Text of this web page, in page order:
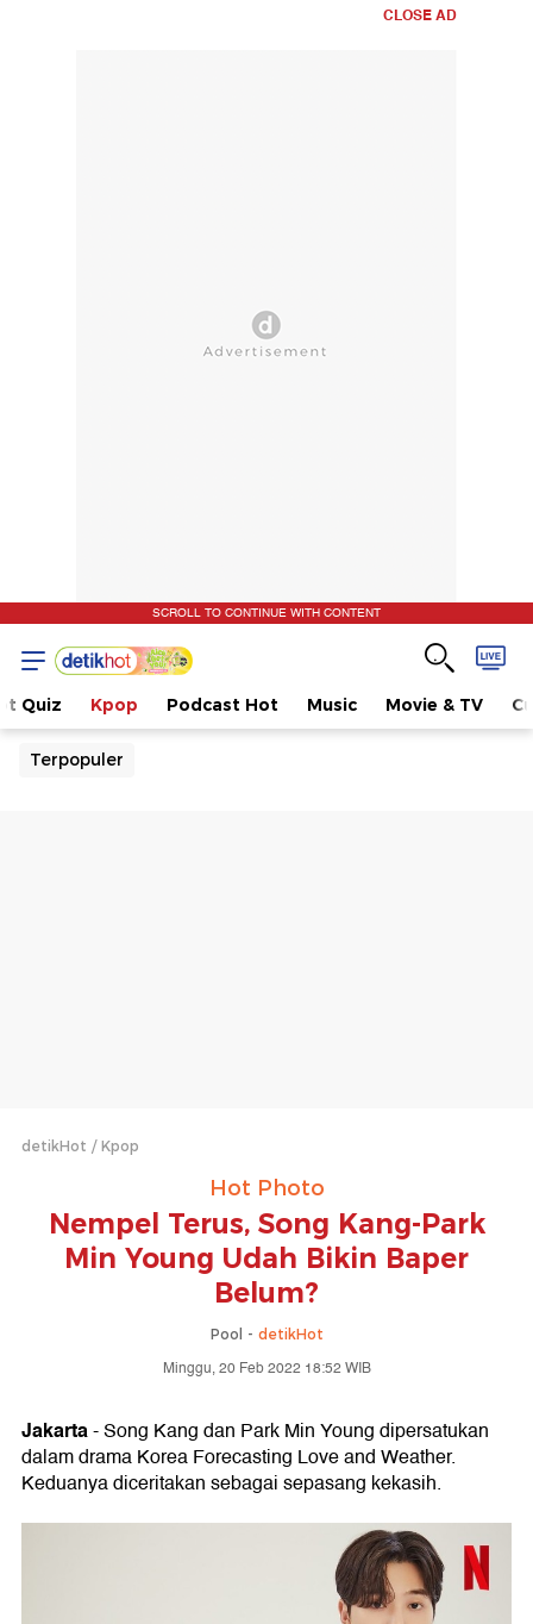
CLOSE AD
SCROLL TO CONTINUE WITH CONTENT
Quiz Kpop Podcast Hot Music Movie & TV
Terpopuler
detikHot Kpop
Hot Photo
Nempel Terus, Song Kang-Park
Min Young Udah Bikin Baper
Belum?
Pool - detikHot
Minggu, 20 Feb 2022 18:52 WIB
Jakarta- Song Kang dan Park Min Young dipersatukan
dalam drama Korea Forecasting Love and Weather.
Keduanya diceritakan sebagai sepasang kekasih.